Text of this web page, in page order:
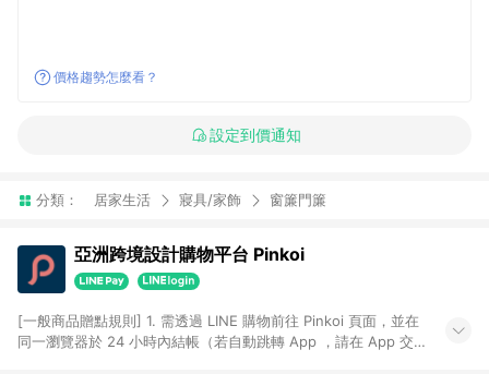
價格趨勢怎麼看？
設定到價通知
分類： 居家生活 寢具/家飾 窗簾門簾
亞洲跨境設計購物平台 Pinkoi
[一般商品贈點規則] 1. 需透過 LINE 購物前往 Pinkoi 頁面，並在
同一瀏覽器於 24 小時內結帳（若自動跳轉 App ，請在 App 交